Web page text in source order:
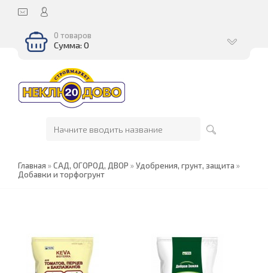
0 товаров
Сумма: 0
Главная »САД, ОГОРОД, ДВОР »Удобрения, грунт, защита »
Добавки и торфогрунт